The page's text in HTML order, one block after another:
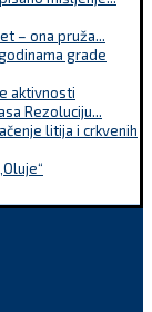
– ona pruža...
grade
aktivnosti
Rezoluciju...
litija i crkvenih